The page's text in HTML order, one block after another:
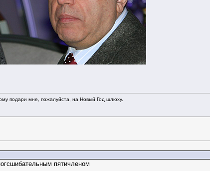
подари мне, пожалуйста, на Новый Год шлюху.
пятичленом